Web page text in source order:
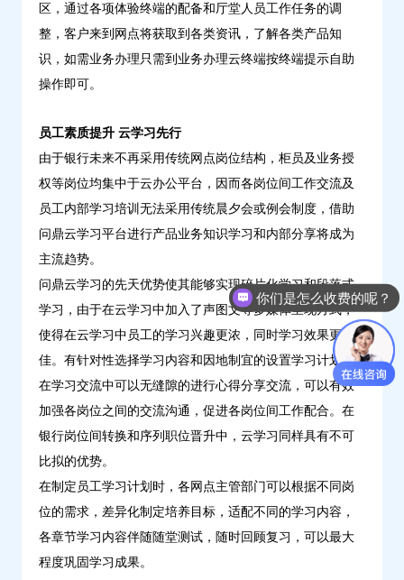
区，通过各项体验终端的配备和厅堂人员工作任务的调
整，客户来到网点将获取到各类资讯，了解各类产品知
识，如需业务办理只需到业务办理云终端按终端提示自助
操作即可。
员工素质提升 云学习先行
由于银行未来不再采用传统网点岗位结构，柜员及业务授
权等岗位均集中于云办公平台，因而各岗位间工作交流及
员工内部学习培训无法采用传统晨夕会或例会制度，借助
问鼎云学习平台进行产品业务知识学习和内部分享将成为
主流趋势。
问鼎云学习的先天优势使其能够实现碎片化学习和段落式
学习，由于在云学习中加入了声图文等多媒体呈现方式，
使得在云学习中员工的学习兴趣更浓，同时学习效果更
佳。有针对性选择学习内容和因地制宜的设置学习计划，
在学习交流中可以无缝隙的进行心得分享交流，可以有效
加强各岗位之间的交流沟通，促进各岗位间工作配合。在
银行岗位间转换和序列职位晋升中，云学习同样具有不可
比拟的优势。
在制定员工学习计划时，各网点主管部门可以根据不同岗
位的需求，差异化制定培养目标，适配不同的学习内容，
各章节学习内容伴随随堂测试，随时回顾复习，可以最大
程度巩固学习成果。
你们是怎么收费的呢？